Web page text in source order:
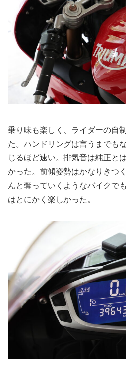
乗り味も楽しく、ライダーの自
た。ハンドリングは言うまでも
じるほど速い。排気音は純正と
かった。前傾姿勢はかなりきつ
んと奪っていくようなバイクで
はとにかく楽しかった。